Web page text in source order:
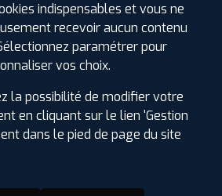
indispensables et vous ne
recevoir aucun contenu
paramétrer pour
vos choix.
la possibilité de modifier votre
en cliquant sur le lien 'Gestion
dans le pied de page du site